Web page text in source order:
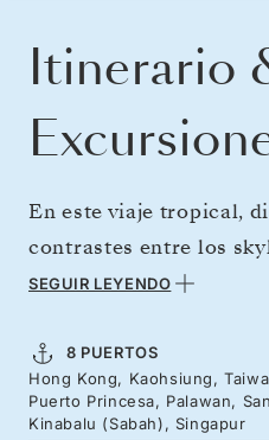
Itinerario
En este viaje tropical,
contrastes entre los
megaciudades de Asia
cumbre Victoria antes
y las históricas calles
aguas cristalinas y las
SEGUIR LEYENDO
8 PUERTOS
Hong Kong, Kaohsiung,
Puerto Princesa, Palawan,
Kinabalu (Sabah), Singapur